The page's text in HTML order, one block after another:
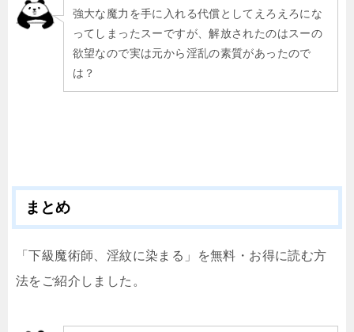
強大な魔力を手に入れる代償としてえろえろにな
ってしまったスーですが、解放されたのはスーの
欲望なので実は元から淫乱の素質があったので
は？
まとめ
「下級魔術師、淫紋に染まる」を無料・お得に読む方
法をご紹介しました。